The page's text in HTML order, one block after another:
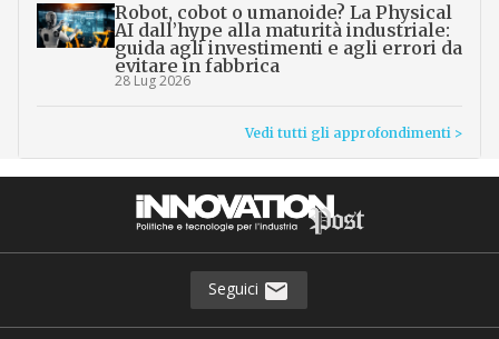
Robot, cobot o umanoide? La Physical
AI dall’hype alla maturità industriale:
guida agli investimenti e agli errori da
evitare in fabbrica
28 Lug 2026
Vedi tutti gli approfondimenti >
Seguici